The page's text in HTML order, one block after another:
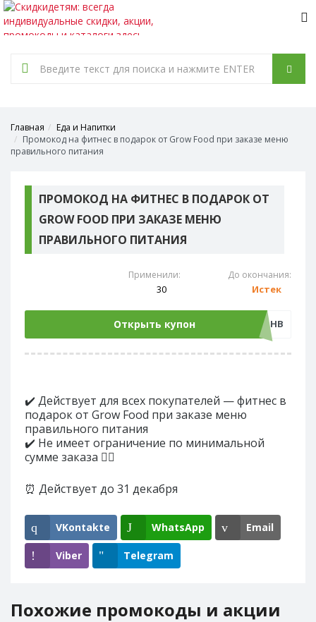
Главная
Еда и Напитки
Промокод на фитнес в подарок от Grow Food при заказе меню
правильного питания
ПРОМОКОД НА ФИТНЕС В ПОДАРОК ОТ
GROW FOOD ПРИ ЗАКАЗЕ МЕНЮ
ПРАВИЛЬНОГО ПИТАНИЯ
Применили:
30
До окончания:
Истек
Открыть купон 27072020-НВ
✔️ Действует для всех покупателей — фитнес в
подарок от Grow Food при заказе меню
правильного питания
✔️ Не имеет ограничение по минимальной
сумме заказа 👍🏼
⏰ Действует до 31 декабря
VKontakte WhatsApp Email
Viber Telegram
Похожие промокоды и акции